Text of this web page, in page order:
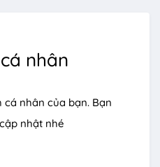
nhân
cá nhân của bạn. Bạn
nhật nhé